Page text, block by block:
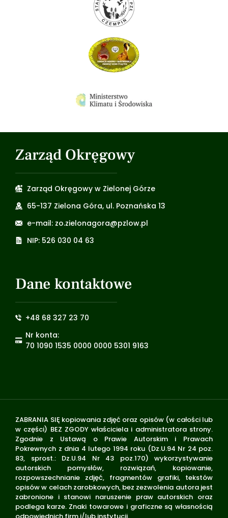
Zarząd Okręgowy
Zarząd Okręgowy w Zielonej Górze
65-137 Zielona Góra, ul. Poznańska 13
e-mail: zo.zielonagora@pzlow.pl
NIP: 526 030 04 63
Dane kontaktowe
+48 68 327 23 70
Nr konta:
70 1090 1535 0000 0000 5301 9163
ZABRANIA SIĘ kopiowania zdjęć oraz opisów (w całości lub
w części) BEZ ZGODY właściciela i administratora strony.
Zgodnie z Ustawą o Prawie Autorskim i Prawach
Pokrewnych z dnia 4 lutego 1994 roku (Dz.U.94 Nr 24 poz.
83, sprost.: Dz.U.94 Nr 43 poz.170) wykorzystywanie
autorskich pomysłów, rozwiązań, kopiowanie,
rozpowszechnianie zdjęć, fragmentów grafiki, tekstów
opisów w celach zarobkowych, bez zezwolenia autora jest
zabronione i stanowi naruszenie praw autorskich oraz
podlega karze. Znaki towarowe i graficzne są własnością